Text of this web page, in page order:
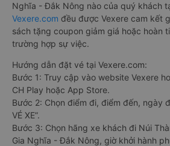
Nghĩa - Đắk Nông nào của quý khách
Vexere.com đều được Vexere cam kết
sách tặng coupon giảm giá hoặc hoàn
trường hợp sự việc.
Hướng dẫn đặt vé tại Vexere.com:
Bước 1: Truy cập vào website Vexere
CH Play hoặc App Store.
Bước 2: Chọn điểm đi, điểm đến, ngày
VÉ XE”.
Bước 3: Chọn hãng xe khách đi Núi
Gia Nghĩa - Đắk Nông, giờ khởi hành